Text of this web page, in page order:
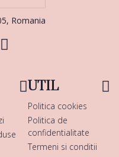
Romania
UTIL
Politica cookies
Politica de
confidentialitate
Termeni si conditii